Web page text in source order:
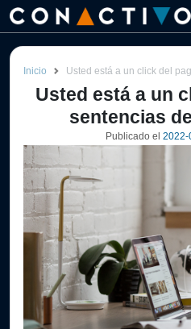
Inicio Usted está a un click del
Usted está a un
sentencias
Publicado el 2022-